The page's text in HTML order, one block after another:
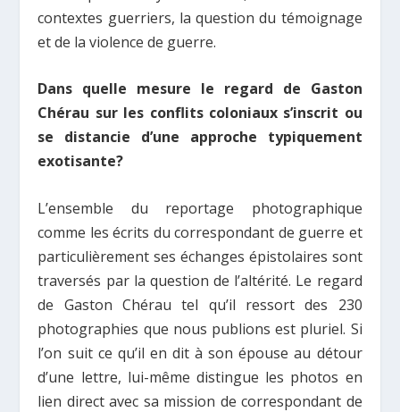
contextes guerriers, la question du témoignage
et de la violence de guerre.
Dans quelle mesure le regard de Gaston
Chérau sur les conflits coloniaux s’inscrit ou
se distancie d’une approche typiquement
exotisante?
L’ensemble du reportage photographique
comme les écrits du correspondant de guerre et
particulièrement ses échanges épistolaires sont
traversés par la question de l’altérité. Le regard
de Gaston Chérau tel qu’il ressort des 230
photographies que nous publions est pluriel. Si
l’on suit ce qu’il en dit à son épouse au détour
d’une lettre, lui-même distingue les photos en
lien direct avec sa mission de correspondant de